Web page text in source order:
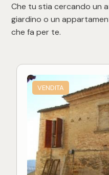
Che tu stia cercando un
giardino o un
che fa per te.
VENDITA